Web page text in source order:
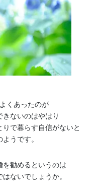
くあったのが
ないのはやはり
で暮らす自信がないと
うです。
を勧めるというのは
ないでしょうか。